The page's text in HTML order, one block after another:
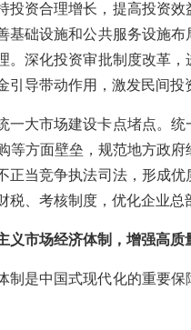
投资合理增长，提高投资
基础设施和公共服务设施
。深化投资审批制度改革
引导带动作用，激发民间
一大市场建设卡点堵点。
等方面壁垒，规范地方政
正当竞争执法司法，形成
税、考核制度，优化企业
义市场经济体制，增强高质
制是中国式现代化的重要